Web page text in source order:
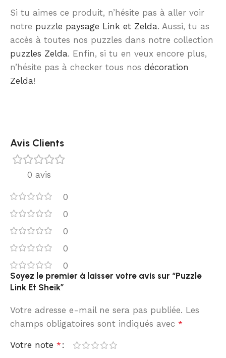
Si tu aimes ce produit, n’hésite pas à aller voir
notre puzzle paysage Link et Zelda. Aussi, tu as
accès à toutes nos puzzles dans notre collection
puzzles Zelda. Enfin, si tu en veux encore plus,
n’hésite pas à checker tous nos décoration
Zelda!
Avis Clients
0 avis
0
0
0
0
0
Soyez le premier à laisser votre avis sur “Puzzle
Link Et Sheik”
Votre adresse e-mail ne sera pas publiée. Les
champs obligatoires sont indiqués avec *
Votre note *